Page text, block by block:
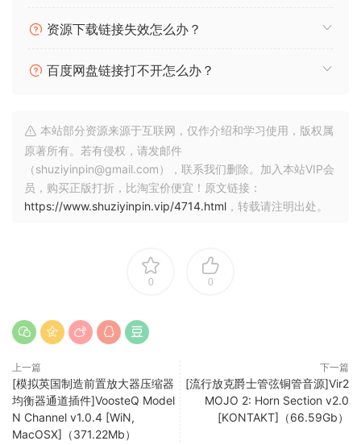
SpectraLayers 可以在 Nuendo、Cubase 和其他开发商的大
的可视化编辑。
使用高精度工具在频谱显示屏上进行超精细音频选择。在
SpectraLayers 或 DAW 生态系统的任何地方，将这些素材提取
到独立图层中进行处理。进行混音和渲染，或在 DAW 时间轴上
保留编辑内容。有了 ARA 2 支持，你可以直接在
Cubase/Nuendo 波形显示窗口中启动 SpectraLayers，实现
SpectraLayers 提供人工智能辅助光谱编辑功能和无缝 DAW 集
降噪处理，以及选定的人工智能辅助处理，包括人声解混。专
业版拥有更全面的工具和最先进的人工智能技术。现在，
SpectraLayers 配备了第二代人工智能，并增强了对 ARA 2 的
支持，它既是一款独立的强大工具，也是 Cubase 和 Nuendo
的出色扩展工具，可将 SpectraLayers 的神奇功能直接带入
DAW 时间线。
资源下载链接失效怎么办？
百度网盘链接打不开怎么办？
本站部分资源来源于互联网，仅作介绍和学习使用，版权属
原著所有。若有侵权，请发邮件
（shuziyinpin@gmail.com），联系我们删除。加入本站VIP会
员，购买正版打折，比淘宝价便宜！原文链接：
https://www.shuziyinpin.vip/4714.html ，转载请注明出处。
0 0
上一篇
[模拟英国制造前置放大器压缩器
均衡器通道插件]VoosteQ Model
N Channel v1.0.4 [WiN,
MacOSX]（371.22Mb）
下一篇
[流行放克爵士管弦铜管音源]Vir2
MOJO 2: Horn Section v2.0
[KONTAKT]（66.59Gb）